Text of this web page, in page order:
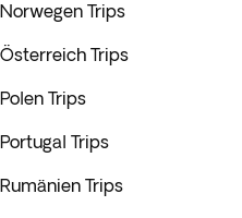
Norwegen Trips
Österreich Trips
Polen Trips
Portugal Trips
Rumänien Trips